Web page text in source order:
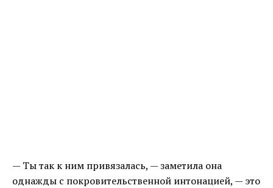
— Ты так к ним привязалась, — заметила она
однажды с покровительственной интонацией, — это